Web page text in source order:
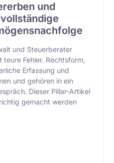
und
und Steuerberater
Fehler. Rechtsform,
Erfassung und
und gehören in ein
Dieser Pillar-Artikel
gemacht werden